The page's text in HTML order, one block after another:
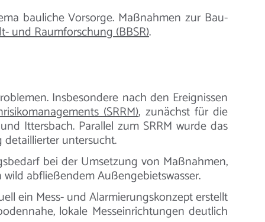
bauliche Vorsorge. Maßnahmen zur Bau-
und Raumforschung (BBSR).
Insbesondere nach den Ereignissen
(SRRM), zunächst für die
Ittersbach. Parallel zum SRRM wurde das
untersucht.
bei der Umsetzung von Maßnahmen,
abfließendem Außengebietswasser.
ein Mess- und Alarmierungskonzept erstellt
lokale Messeinrichtungen deutlich